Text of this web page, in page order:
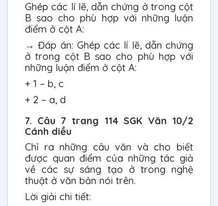
Ghép các lí lẽ, dẫn chứng ở trong cột
B sao cho phù hợp với những luận
điểm ở cột A:
→ Đáp án: Ghép các lí lẽ, dẫn chứng
ở trong cột B sao cho phù hợp với
những luận điểm ở cột A:
+ 1 – b, c
+ 2 – a, d
7. Câu 7 trang 114 SGK Văn 10/2
Cánh diều
Chỉ ra những câu văn và cho biết
được quan điểm của những tác giả
về các sự sáng tạo ở trong nghệ
thuật ở văn bản nói trên.
Lời giải chi tiết: